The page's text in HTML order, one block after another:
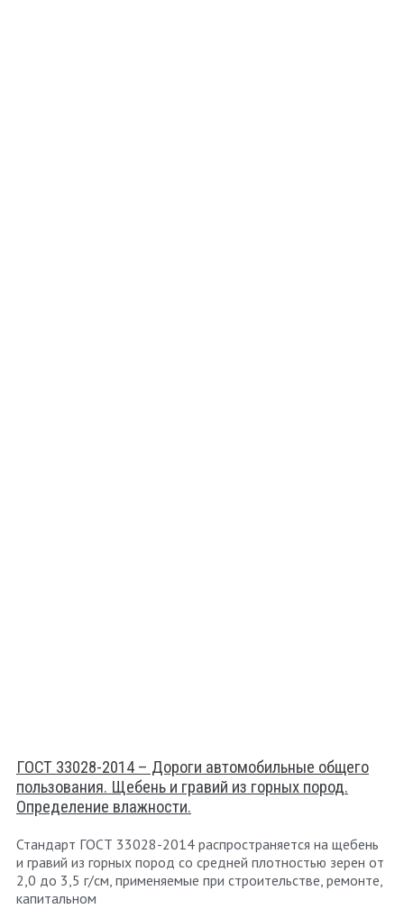
ГОСТ 33028-2014 – Дороги автомобильные общего
пользования. Щебень и гравий из горных пород.
Определение влажности.
Стандарт ГОСТ 33028-2014 распространяется на щебень
и гравий из горных пород со средней плотностью зерен от
2,0 до 3,5 г/см, применяемые при строительстве, ремонте,
капитальном